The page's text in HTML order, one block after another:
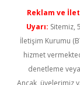
Reklam ve
Uyarı: Sitemiz,
İletişim Kurumu
hizmet
denetleme
Ancak, üyelerimiz